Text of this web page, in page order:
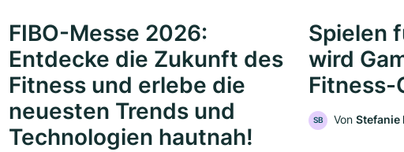
FIBO-Messe 2026:
Entdecke die Zukunft des
Fitness und erlebe die
neuesten Trends und
Technologien hautnah!
Spielen
wird
Fitness-
SB Von Stefanie